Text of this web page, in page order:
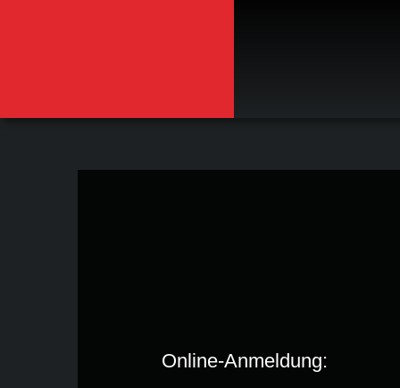
Online-Anmeldung: